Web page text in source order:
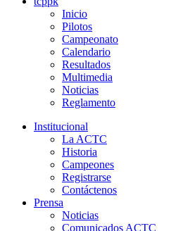
Inicio
Pilotos
Campeonato
Calendario
Resultados
Multimedia
Noticias
Reglamento
Institucional
La ACTC
Historia
Campeones
Registrarse
Contáctenos
Prensa
Noticias
Comunicados ACTC